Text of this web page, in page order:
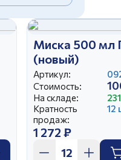
Миска 500 мл
(новый)
Артикул:
Стоимость:
На складе:
Кратность
продаж:
12
1 272 ₽